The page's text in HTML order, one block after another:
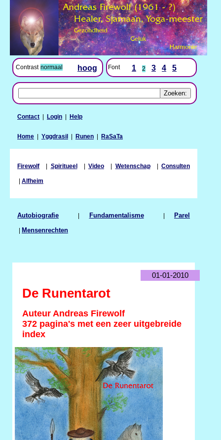
Contrast normaal hoog Font 1 2 3 4 5
Contact | Login | Help
Home | Yggdrasil | Runen | RaSaTa
Firewolf | Spiritueel| Video | Wetenschap| Consulten
| Alfheim
Autobiografie | Fundamentalisme| Parel
| Mensenrechten
01-01-2010
De Runentarot
Auteur Andreas Firewolf
372 pagina's met een zeer uitgebreide
index